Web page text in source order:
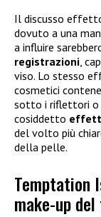
Il discusso
dovuto a una
a influire
registrazioni,
viso. Lo stesso
cosmetici
sotto i riflettori o
cosiddetto
del volto più
della pelle.
Temptation
make-up